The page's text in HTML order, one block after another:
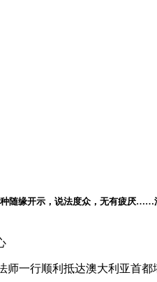
缘开示，说法度众，无有疲厌……
行顺利抵达澳大利亚首都